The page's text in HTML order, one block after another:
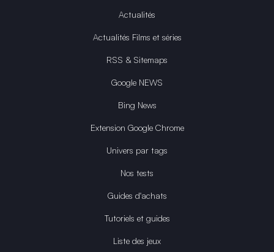
Actualités
Actualités Films et séries
RSS & Sitemaps
Google NEWS
Bing News
Extension Google Chrome
Univers par tags
Nos tests
Guides d'achats
Tutoriels et guides
Liste des jeux